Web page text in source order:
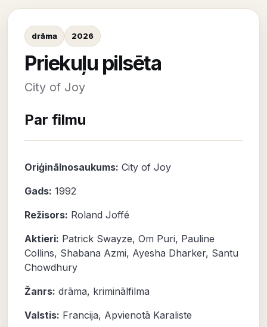
drāma 2026
Priekuļu pilsēta
City of Joy
Par filmu
Oriģinālnosaukums: City of Joy
Gads: 1992
Režisors: Roland Joffé
Aktieri: Patrick Swayze, Om Puri, Pauline
Collins, Shabana Azmi, Ayesha Dharker, Santu
Chowdhury
Žanrs: drāma, kriminālfilma
Valstis: Francija, Apvienotā Karaliste